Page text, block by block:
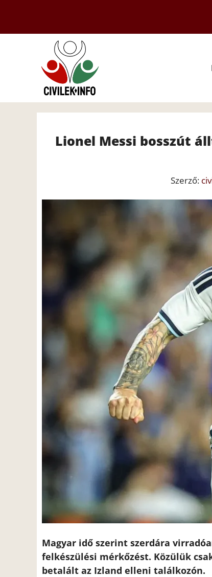
tartalomba
Lionel Messi bosszút
Szerző:
Magyar idő szerint szerdára
felkészülési mérkőzést. Közülük
betalált az Izland elleni találkozón.